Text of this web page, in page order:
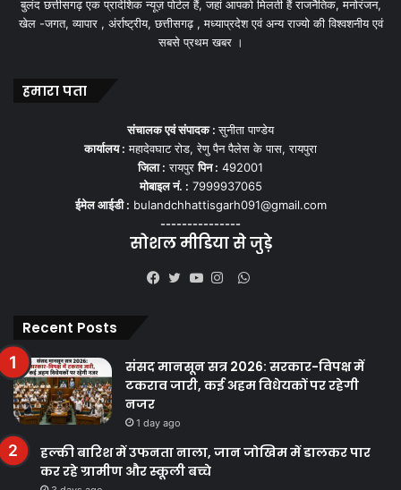
बुलंद छत्तीसगढ़ एक प्रादेशिक न्यूज़ पोर्टल हैं, जहां आपको मिलती हैं राजनैतिक, मनोरंजन,
खेल -जगत, व्यापार , अंर्राष्ट्रीय, छत्तीसगढ़ , मध्याप्रदेश एवं अन्य राज्यो की विश्वशनीय एवं
सबसे प्रथम खबर ।
हमारा पता
संचालक एवं संपादक :सुनीता पाण्डेय
कार्यालय : महादेवघाट रोड, रेणु पैन पैलेस के पास, रायपुरा
जिला : रायपुरपिन : 492001
मोबाइल नं. : 7999937065
ईमेल आईडी : bulandchhattisgarh091@gmail.com
---------------
सोशल मीडिया से जुड़े
WhatsApp
Recent Posts
संसद मानसून सत्र 2026: सरकार-विपक्ष में
टकराव जारी, कई अहम विधेयकों पर रहेगी
नजर
1 day ago
हल्की बारिश में उफनता नाला, जान जोखिम में डालकर पार
कर रहे ग्रामीण और स्कूली बच्चे